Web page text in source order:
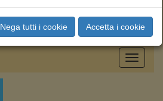
Toggle
Nega tutti i cookie Accetta i cookie